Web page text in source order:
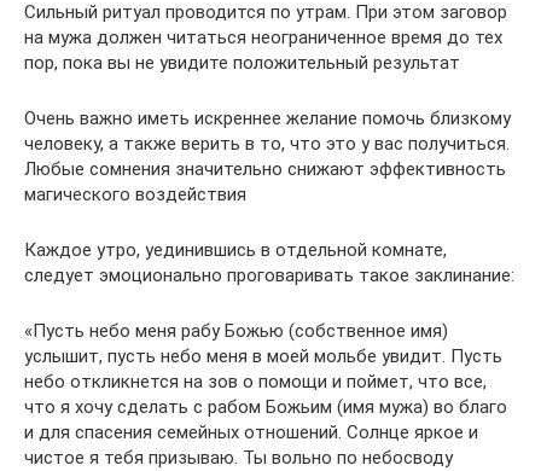
Сильный ритуал проводится по утрам. При этом заговор
на мужа должен читаться неограниченное время до тех
пор, пока вы не увидите положительный результат
Очень важно иметь искреннее желание помочь близкому
человеку, а также верить в то, что это у вас получиться.
Любые сомнения значительно снижают эффективность
магического воздействия
Каждое утро, уединившись в отдельной комнате,
следует эмоционально проговаривать такое заклинание:
«Пусть небо меня рабу Божью (собственное имя)
услышит, пусть небо меня в моей мольбе увидит. Пусть
небо откликнется на зов о помощи и поймет, что все,
что я хочу сделать с рабом Божьим (имя мужа) во благо
и для спасения семейных отношений. Солнце яркое и
чистое я тебя призываю. Ты вольно по небосводу